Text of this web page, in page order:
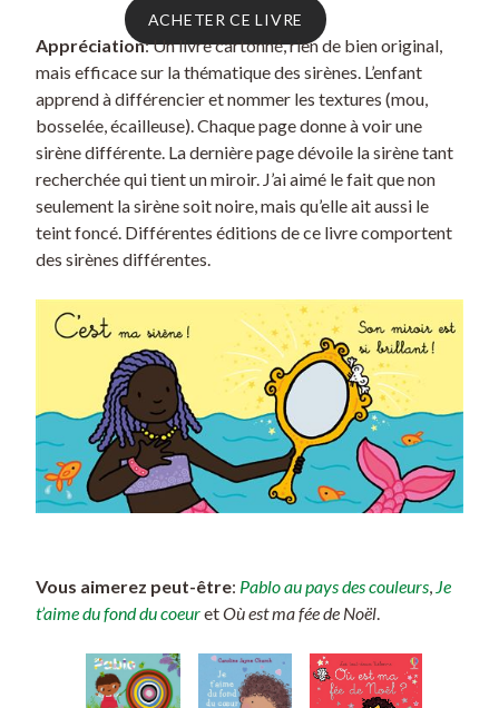
ACHETER CE LIVRE
Appréciation: Un livre cartonné, rien de bien original,
mais efficace sur la thématique des sirènes. L’enfant
apprend à différencier et nommer les textures (mou,
bosselée, écailleuse). Chaque page donne à voir une
sirène différente. La dernière page dévoile la sirène tant
recherchée qui tient un miroir. J’ai aimé le fait que non
seulement la sirène soit noire, mais qu’elle ait aussi le
teint foncé. Différentes éditions de ce livre comportent
des sirènes différentes.
Vous aimerez peut-être: Pablo au pays des couleurs Je
t’aime du fond du coeuretOù est ma fée de Noël